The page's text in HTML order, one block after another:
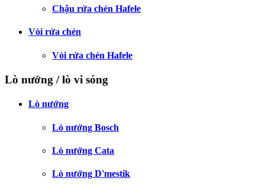
Chậu rửa chén Hafele
Vòi rửa chén
Vòi rửa chén Hafele
Lò nướng / lò vi sóng
Lò nướng
Lò nướng Bosch
Lò nướng Cata
Lò nướng D'mestik